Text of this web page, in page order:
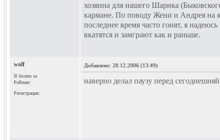
хозяина для нашего Шарика
кармане. По поводу Жени и Андрея на
последнее время часто гонят, я
вкатятся и замграют как и раньше.
wolf
Я болею за
Рейтинг:
Регистрация:
Добавлено: 28.12.2006 (13:49)
наверно делал паузу перед